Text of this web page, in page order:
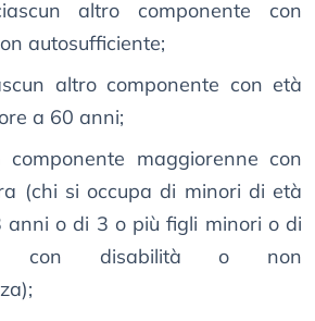
altro componente con
autosufficiente;
altro componente con età
a 60 anni;
maggiorenne con
(chi si occupa di minori di età
anni o di 3 o più figli minori o di
con disabilità o non